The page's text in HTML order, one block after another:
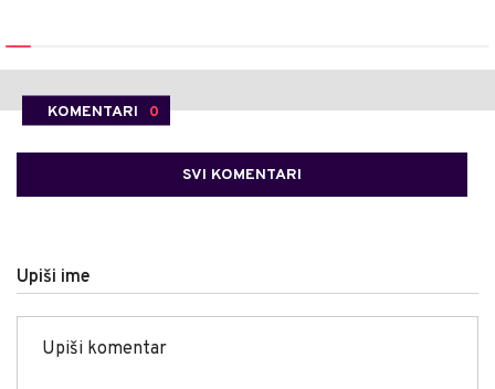
KOMENTARI 0
SVI KOMENTARI
Upiši ime